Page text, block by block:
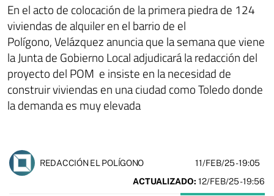
En el acto de colocación de la primera piedra de 124
viviendas de alquiler en el barrio de el
Polígono, Velázquez anuncia que la semana que viene
la Junta de Gobierno Local adjudicará la redacción del
proyecto del POM e insiste en la necesidad de
construir viviendas en una ciudad como Toledo donde
la demanda es muy elevada
REDACCIÓN EL POLÍGONO 11/FEB/25- 19:05
ACTUALIZADO: 12/FEB/25 - 19:56